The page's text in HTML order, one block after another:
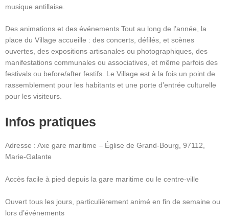
musique antillaise.
Des animations et des événements Tout au long de l’année, la
place du Village accueille : des concerts, défilés, et scènes
ouvertes, des expositions artisanales ou photographiques, des
manifestations communales ou associatives, et même parfois des
festivals ou before/after festifs. Le Village est à la fois un point de
rassemblement pour les habitants et une porte d’entrée culturelle
pour les visiteurs.
Infos pratiques
Adresse : Axe gare maritime – Église de Grand-Bourg, 97112,
Marie-Galante
Accès facile à pied depuis la gare maritime ou le centre-ville
Ouvert tous les jours, particulièrement animé en fin de semaine ou
lors d’événements